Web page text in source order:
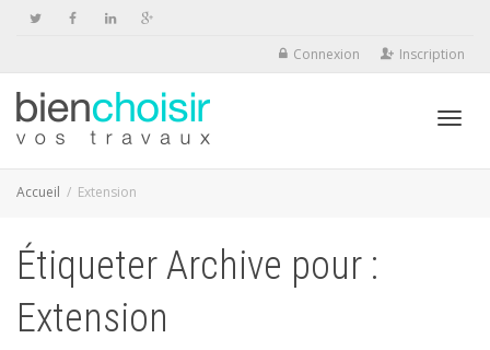
Connexion Inscription
Accueil Extension
Étiqueter Archive pour :
Extension